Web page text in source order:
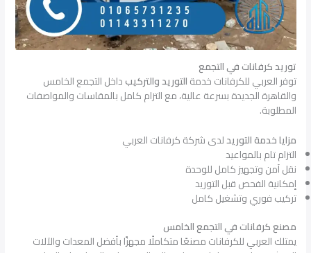
توريد كرفانات في التجمع
توفر العربي للكرفانات خدمةالتوريد والتركيبداخل التجمع الخامس
والقاهرة الجديدة بسرعة عالية، مع التزام كامل بالمقاسات والمواصفات
المطلوبة.
مزايا خدمة التوريدلدى شركة كرفانات العربي
التزام تام بالمواعيد
نقل آمن وتجهيز كامل للوحدة
إمكانية الفحص قبل التوريد
تركيب فوري وتشغيل كامل
مصنع كرفانات في التجمع الخامس
يمتلك العربي للكرفانات مصنعًا متكاملًا مجهزًا بأفضل المعدات والآلات